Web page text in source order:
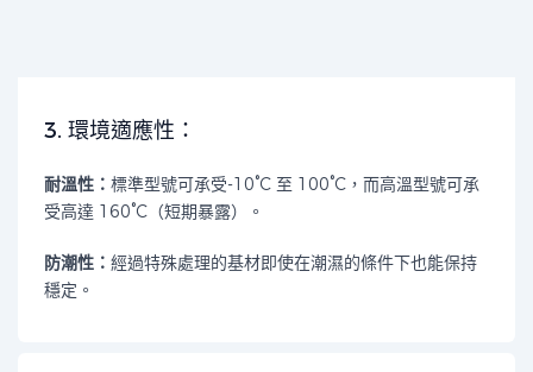
3. 環境適應性：
耐溫性：標準型號可承受-10°C 至 100°C，而高溫型號可承
受高達 160°C（短期暴露）。
防潮性：經過特殊處理的基材即使在潮濕的條件下也能保持
穩定。